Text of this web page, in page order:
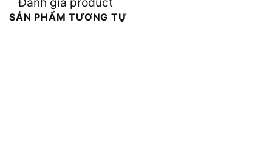
SẢN PHẨM TƯƠNG TỰ